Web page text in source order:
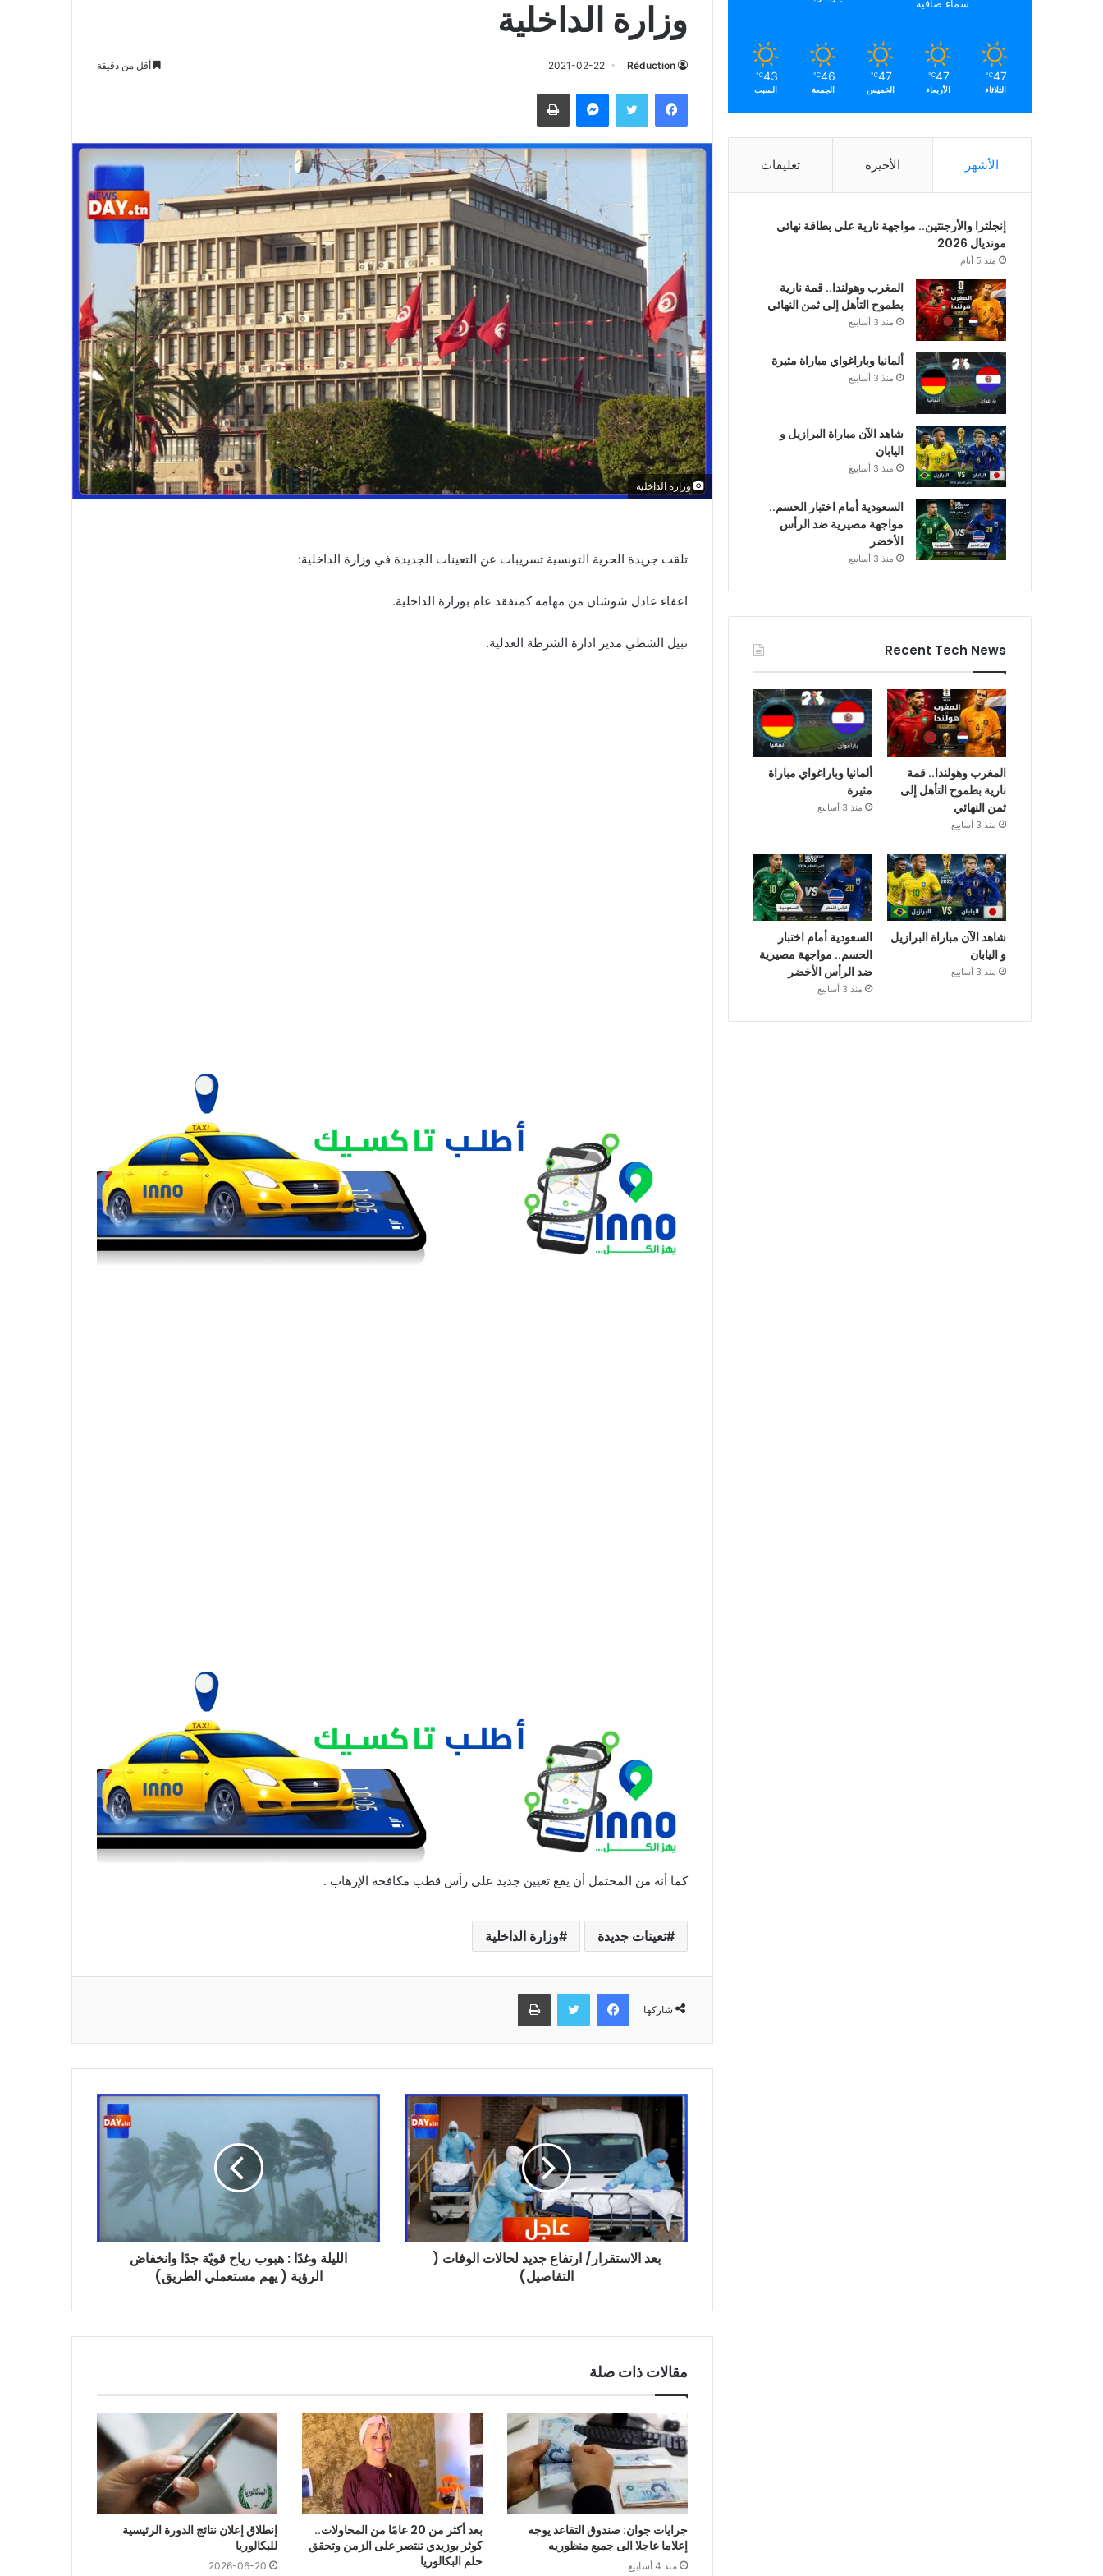
وزارة الداخلية
Réduction
2021-02-22 أقل من دقيقة
فيسبوك تويتر ماسنجر طباعة
وزارة الداخلية
تلقت جريدة الحرية التونسية تسريبات عن التعينات الجديدة في وزارة الداخلية:
اعفاء عادل شوشان من مهامه كمتفقد عام بوزارة الداخلية.
نبيل الشطي مدير ادارة الشرطة العدلية.
كما أنه من المحتمل أن يقع تعيين جديد على رأس قطب مكافحة الإرهاب .
تعينات جديدة وزارة الداخلية
شاركها
فيسبوك تويتر طباعة
بعد الاستقرار/ ارتفاع جديد لحالات الوفات (
التفاصيل)
الليلة وغدًا : هبوب رياح قويّة جدًا وانخفاض
الرؤية ( يهم مستعملي الطريق)
مقالات ذات صلة
جرايات جوان: صندوق التقاعد يوجه
إعلاما عاجلا الى جميع منظوريه
منذ 4 أسابيع
بعد أكثر من 20 عامًا من المحاولات..
كوثر بوزيدي تنتصر على الزمن وتحقق
حلم البكالوريا
إنطلاق إعلان نتائج الدورة الرئيسية
للبكالوريا
2026-06-20
سماء صافية
47
℃
الثلاثاء
47
℃
الأربعاء
47
℃
الخميس
46
℃
الجمعة
43
℃
السبت
الأشهر الأخيرة تعليقات
إنجلترا والأرجنتين.. مواجهة نارية على بطاقة نهائي
مونديال 2026
منذ 5 أيام
المغرب وهولندا.. قمة نارية
بطموح التأهل إلى ثمن النهائي
منذ 3 أسابيع
ألمانيا وباراغواي مباراة مثيرة
منذ 3 أسابيع
شاهد الآن مباراة البرازيل و
اليابان
منذ 3 أسابيع
السعودية أمام اختبار الحسم..
مواجهة مصيرية ضد الرأس
الأخضر
منذ 3 أسابيع
Recent Tech News
المغرب وهولندا.. قمة
نارية بطموح التأهل إلى
ثمن النهائي
منذ 3 أسابيع
ألمانيا وباراغواي مباراة
مثيرة
منذ 3 أسابيع
شاهد الآن مباراة البرازيل
و اليابان
منذ 3 أسابيع
السعودية أمام اختبار
الحسم.. مواجهة مصيرية
ضد الرأس الأخضر
منذ 3 أسابيع